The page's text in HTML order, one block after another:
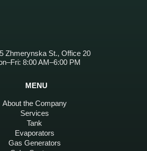
Zhmerynska St., Office 20
8:00 AM–6:00 PM
MENU
About the Company
Services
Tank
Evaporators
Gas Generators